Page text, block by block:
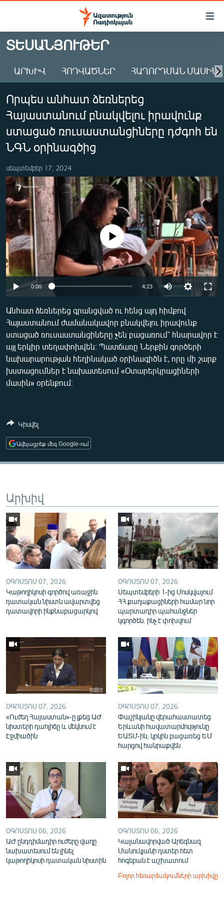
Մատչելիության
Անցնել
հիմնական
Անցնել
հիմնական
մենյուին
Որոնում
ԱԶԱՏՈՒԹՅՈՒՆ TV
ՀԱՅԱՍՏԱՆ
ԸՆՏՐՈՒԹՅՈՒՆՆԵՐ 2026
ԻՐԱՎՈՒՆՔ
ՀԱՍԱՐԱԿՈՒԹՅՈՒՆ
ՂԱՐԱԲԱՂ
ՊԱՏԵՐԱԶՄԻ 6 ՇԱԲԱԹՆԵՐԸ
ՏԱՐԱԾԱՇՐՋԱՆ
ՄԻՋԱԶԳԱՅԻՆ
ՄՇԱԿՈՒՅԹ
ՍՊՈՐՏ
ՄԵԿՆԱԲԱՆՈՒԹՅՈՒՆ
ՏՏ ԵՒ ԻՆՏԵՐՆԵՏ
ԿՈՐՈՆԱՎԻՐՈՒՍ
ԱՐԽԻՎ
ՏԵՍԱՆՅՈՒԹԵՐ
ԲԱՆԱՎԵՃ
Հայերեն
ՀԵՏԵՎԵՔ ՄԵԶ
«Ազատության» բոլոր կայքերը
ՏԵՍԱՆՅՈՒԹԵՐ
ԱՐԽԻՎ ՀՈԴՎԱԾՆԵՐ ՀԱՂՈՐԴՄԱՆ ՄԱՍԻՆ
Որպես անհատ ձեռներեց
Հայաստանում բնակվելու իրավունք
ստացած ռուսաստանցիները դժգոհ են
ՆԳՆ օրինագծից
սեպտեմբեր 17, 2024
Auto 240p 360p 480p
720p 1080p
No media source currently available
0:00 4:23 Auto
360p
480p
720p
1080p
Անհատ ձեռներեց գրանցված ու հենց այդ հիմքով
Հայաստանում ժամանակավոր բնակվելու իրավունք
ստացած ռուսաստանցիները չեն բացառում՝ հնարավոր է
այլ երկիր տեղափոխվեն։ Պատճառը Ներքին գործերի
նախարարության հեղինակած օրինագիծն է, որը մի շարք
խստացումներ է նախատեսում «Օտարերկրացիների
մասին» օրենքում։
Կիսվել
Ավելացրեք մեզ Google-ում
Արխիվ
ՕԳՈՍՏՈՍ 07, 2026
Կաթողիկոսի գործով առաջին
դատական նիստն ավարտվեց
դատավորի ինքնաբացարկով
ՕԳՈՍՏՈՍ 07, 2026
Սեպտեմբերի 1-ից Մոսկվայում
ՀՀ քաղաքացիների համար նոր
պարտադիր պահանջներ
կգործեն. ինչ է փոխվում
ՕԳՈՍՏՈՍ 07, 2026
«Ուժեղ Հայաստան»-ը լքեց ԱԺ
նիստերի դահլիճը և մեկնում է
Էջմիածին
ՕԳՈՍՏՈՍ 07, 2026
Փաշինյանը վերահաստատեց
Երևանի հավատարմությունը
ԵԱՏՄ-ին, կրկին բացառեց ԵՄ
հարցով հանրաքվեն
ՕԳՈՍՏՈՍ 06, 2026
ԱԺ ընդդիմադիր ուժերը վաղը
նախատեսում են լինել
կաթողիկոսի դատական նիստին
ՕԳՈՍՏՈՍ 06, 2026
Կալանավորված Արեգնազ
Մանուկյանի դստեր հետ
հոգեբան է աշխատում
Բոլոր հեռարձակումների արխիվը